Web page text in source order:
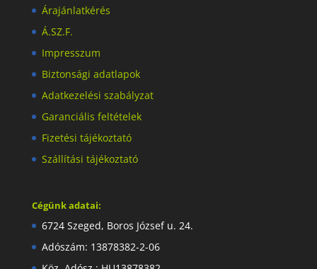
Árajánlatkérés
Á.SZ.F.
Impresszum
Biztonsági adatlapok
Adatkezelési szabályzat
Garanciális feltételek
Fizetési tájékoztató
Szállítási tájékoztató
Cégünk adatai:
6724 Szeged, Boros József u. 24.
Adószám: 13878382-2-06